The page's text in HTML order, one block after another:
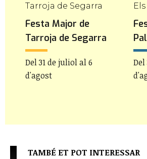
Tarroja de Segarra
Festa Major de
Tarroja de Segarra
Del 31 de juliol al 6
d'agost
TAMBÉ ET POT INTERESSAR